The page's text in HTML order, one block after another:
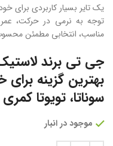
یک تایر بسیار کاربردی برای
توجه به نرمی در حرکت،
مناسب، انتخابی مطمئن
بهترین گزینه
سوناتا، تویوتا کمری و
موجود در انبار